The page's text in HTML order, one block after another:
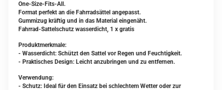
One-Size-Fits-All.
Format perfekt an die Fahrradsättel angepasst.
Gummizug kräftig und in das Material eingenäht.
Fahrrad-Sattelschutz wasserdicht, 1 x gratis
Produktmerkmale:
- Wasserdicht: Schützt den Sattel vor Regen und Feuchtigkeit.
- Praktisches Design: Leicht anzubringen und zu entfernen.
Verwendung:
- Schutz: Ideal für den Einsatz bei schlechtem Wetter oder zur